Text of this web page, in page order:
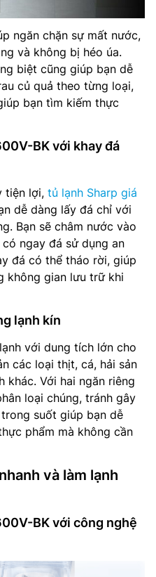
ngăn chặn sự mất nước,
và không bị héo úa.
biệt cũng giúp bạn dễ
củ quả theo từng loại,
bạn tìm kiếm thực
BK với khay đá
tiện lợi, tủ lạnh Sharp giá
dễ dàng lấy đá chỉ với
Bạn sẽ châm nước vào
ngay đá sử dụng an
đá có thể tháo rời, giúp
không gian lưu trữ khi
lạnh kín
với dung tích lớn cho
các loại thịt, cá, hải sản
khác. Với hai ngăn riêng
loại chúng, tránh gây
suốt giúp bạn dễ
phẩm mà không cần
và làm lạnh
BK với công nghệ